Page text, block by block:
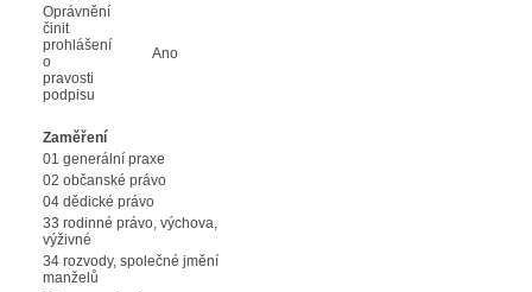
Oprávnění
činit
prohlášení
o
pravosti
podpisu
Ano
Zaměření
01 generální praxe
02 občanské právo
04 dědické právo
33 rodinné právo, výchova,
výživné
34 rozvody, společné jmění
manželů